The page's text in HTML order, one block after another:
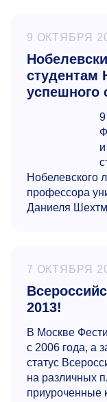
9 ОКТЯБРЯ
студентам
успешного
Нобелевского
профессора
Даниеля
7 ОКТЯБРЯ
2013!
В Москве
с 2006 года, а
статус
на различных
приуроченные